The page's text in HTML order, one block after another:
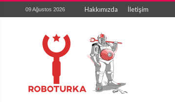
09 Ağustos 2026 Hakkımızda İletişim